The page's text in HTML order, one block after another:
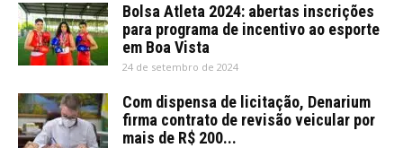
Bolsa Atleta 2024: abertas inscrições
para programa de incentivo ao esporte
em Boa Vista
24 de setembro de 2024
Com dispensa de licitação, Denarium
firma contrato de revisão veicular por
mais de R$ 200...